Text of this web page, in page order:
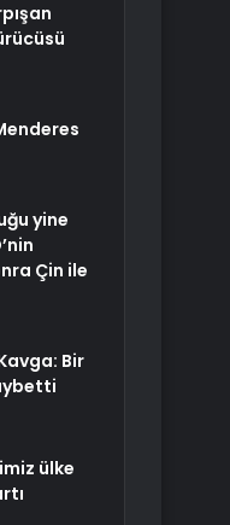
yine
Çin ile
Bir
ülke